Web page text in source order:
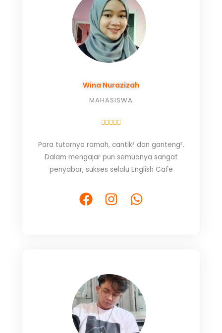
Wina Nurazizah
MAHASISWA
    
t
e
d
Para tutornya ramah, cantik² dan ganteng².
Dalam mengajar pun semuanya sangat
penyabar, sukses selalu English Cafe
F
a
o
k
I
r
a
m
W
p